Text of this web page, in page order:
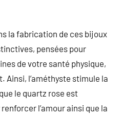
la fabrication de ces bijoux
pensées pour
de votre santé physique,
Ainsi, l’améthyste stimule la
le quartz rose est
l’amour ainsi que la